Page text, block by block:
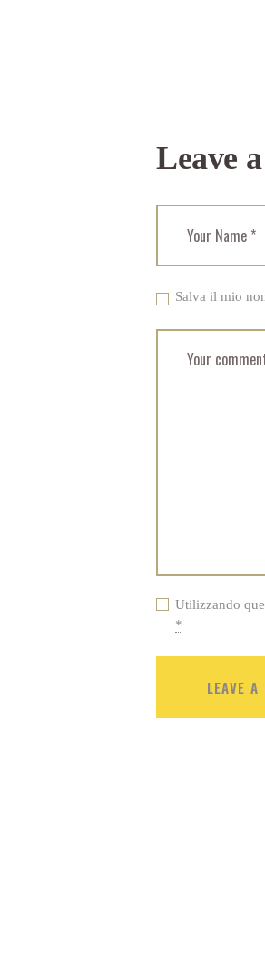
Leave
Salva il mio
Utilizzando
*